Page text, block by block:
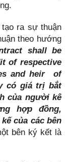
ra sự thuận
theo hướng
shall be
of respective
and heir of
có giá trị bắt
của người kế
hợp đồng,
của các bên
bên ký kết là